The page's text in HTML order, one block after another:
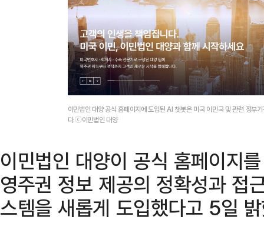
이민법인 대양 공식 홈페이지에 도입된 AI 챗봇은 미국 이민국 및 관련 정부
다.ⓒ이민법인 대양
이민법인 대양이 공식 홈페이지
영주권 정보 제공의 정확성과 접
스템을 새롭게 도입했다고 5일